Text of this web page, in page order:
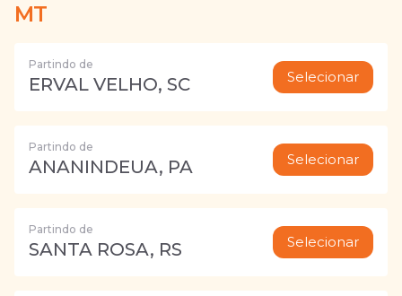
MT
Partindo de
ERVAL VELHO, SC Selecionar
Partindo de
ANANINDEUA, PA Selecionar
Partindo de
SANTA ROSA, RS Selecionar